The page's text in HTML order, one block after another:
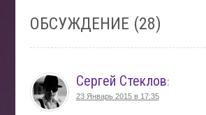
ОБСУЖДЕНИЕ (28)
Сергей Стеклов:
23 Январь 2015 в 17:35